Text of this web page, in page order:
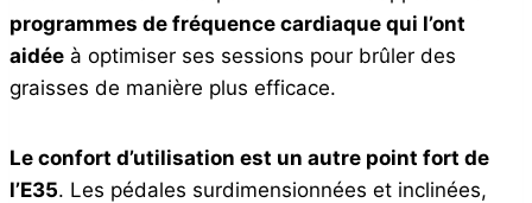
programmes de fréquence cardiaque qui l’ont
aidée à optimiser ses sessions pour brûler des
graisses de manière plus efficace.
Le confort d’utilisation est un autre point fort de
l’E35. Les pédales surdimensionnées et inclinées,